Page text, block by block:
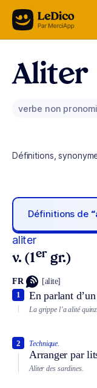
Aller au contenu
Aliter
verbe non
Définitions,
Définitions de
aliter
v. (1er gr.)
FR [alite]
En parlant
1
La grippe l’a alité
Technique.
Arranger par
2
Aliter des sardines.